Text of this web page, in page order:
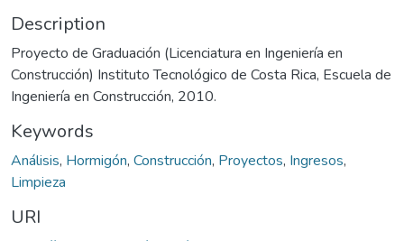
Description
Proyecto de Graduación (Licenciatura en Ingeniería en
Construcción) Instituto Tecnológico de Costa Rica, Escuela de
Ingeniería en Construcción, 2010.
Keywords
Análisis, Hormigón, Construcción, Proyectos, Ingresos,
Limpieza
URI